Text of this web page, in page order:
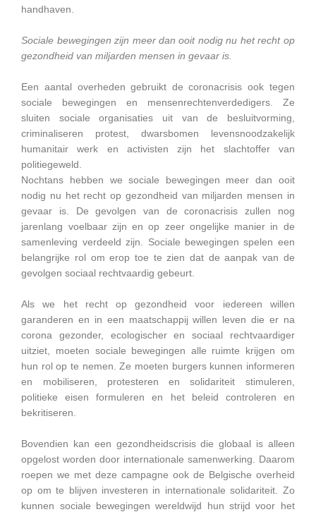
handhaven.
Sociale bewegingen zijn meer dan ooit nodig nu het recht op
gezondheid van miljarden mensen in gevaar is.
Een aantal overheden gebruikt de coronacrisis ook tegen
sociale bewegingen en mensenrechtenverdedigers. Ze
sluiten sociale organisaties uit van de besluitvorming,
criminaliseren protest, dwarsbomen levensnoodzakelijk
humanitair werk en activisten zijn het slachtoffer van
politiegeweld.
Nochtans hebben we sociale bewegingen meer dan ooit
nodig nu het recht op gezondheid van miljarden mensen in
gevaar is. De gevolgen van de coronacrisis zullen nog
jarenlang voelbaar zijn en op zeer ongelijke manier in de
samenleving verdeeld zijn. Sociale bewegingen spelen een
belangrijke rol om erop toe te zien dat de aanpak van de
gevolgen sociaal rechtvaardig gebeurt.
Als we het recht op gezondheid voor iedereen willen
garanderen en in een maatschappij willen leven die er na
corona gezonder, ecologischer en sociaal rechtvaardiger
uitziet, moeten sociale bewegingen alle ruimte krijgen om
hun rol op te nemen. Ze moeten burgers kunnen informeren
en mobiliseren, protesteren en solidariteit stimuleren,
politieke eisen formuleren en het beleid controleren en
bekritiseren.
Bovendien kan een gezondheidscrisis die globaal is alleen
opgelost worden door internationale samenwerking. Daarom
roepen we met deze campagne ook de Belgische overheid
op om te blijven investeren in internationale solidariteit. Zo
kunnen sociale bewegingen wereldwijd hun strijd voor het